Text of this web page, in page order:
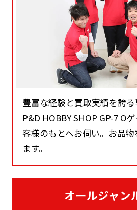
豊富な経験と買取実績を誇
P&D HOBBY SHOP GP-7 O
客様のもとへお伺い。お品
ます。
オールジャン